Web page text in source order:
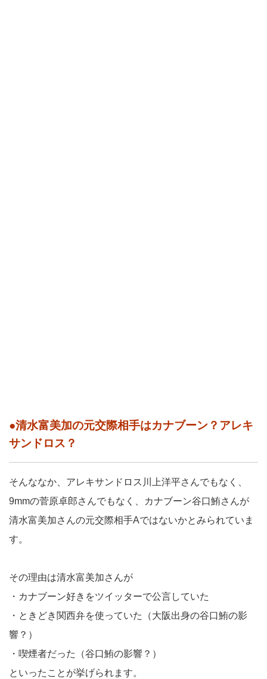
●清水富美加の元交際相手はカナブーン？アレキ
サンドロス？
そんななか、アレキサンドロス川上洋平さんでもなく、
9mmの菅原卓郎さんでもなく、カナブーン谷口鮪さんが
清水富美加さんの元交際相手Aではないかとみられていま
す。
その理由は清水富美加さんが
・カナブーン好きをツイッターで公言していた
・ときどき関西弁を使っていた（大阪出身の谷口鮪の影
響？）
・喫煙者だった（谷口鮪の影響？）
といったことが挙げられます。